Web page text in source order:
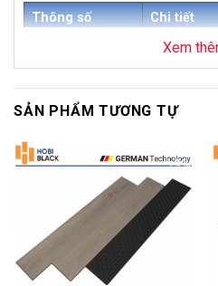
Thông số Chi tiết
Sàn Gỗ
HB689
Loại sản phẩm Sàn gỗ
8mm +
Kích thước 1225 x
tấm/hộp
Xem
SẢN PHẨM TƯƠNG TỰ
-9%